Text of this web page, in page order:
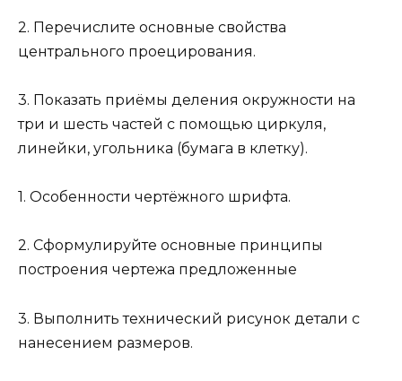
2. Перечислите основные свойства
центрального проецирования.
3. Показать приёмы деления окружности на
три и шесть частей с помощью циркуля,
линейки, угольника (бумага в клетку).
1. Особенности чертёжного шрифта.
2. Сформулируйте основные принципы
построения чертежа предложенные
3. Выполнить технический рисунок детали с
нанесением размеров.